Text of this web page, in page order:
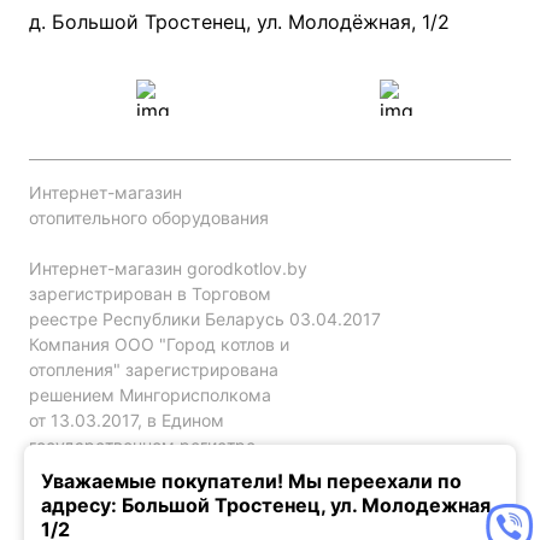
Проект систем отопления
д. Большой Тростенец, ул. Молодёжная, 1/2
Интернет-магазин
отопительного оборудования
Интернет-магазин gorodkotlov.by
зарегистрирован в Торговом
реестре Республики Беларусь 03.04.2017
Компания ООО "Город котлов и
отопления" зарегистрирована
решением Мингорисполкома
от 13.03.2017, в Едином
государственном регистре
юр. лиц и индивидуальных
предпринимателей за №192786120.
Уважаемые покупатели! Мы переехали по
адресу: Большой Тростенец, ул. Молодежная,
1/2